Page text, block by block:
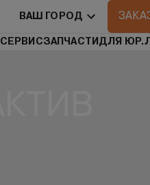
ВАШ ГОРОД
СЕРВИСЗАПЧАСТИ ДЛЯ